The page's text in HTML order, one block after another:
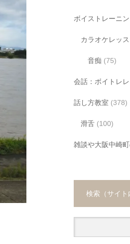
ボイストレーニ
カラオケレッ
音痴 (75)
会話：ボイトレレ
話し方教室 (378)
滑舌(100)
雑談や大阪中崎町
検索（サイト